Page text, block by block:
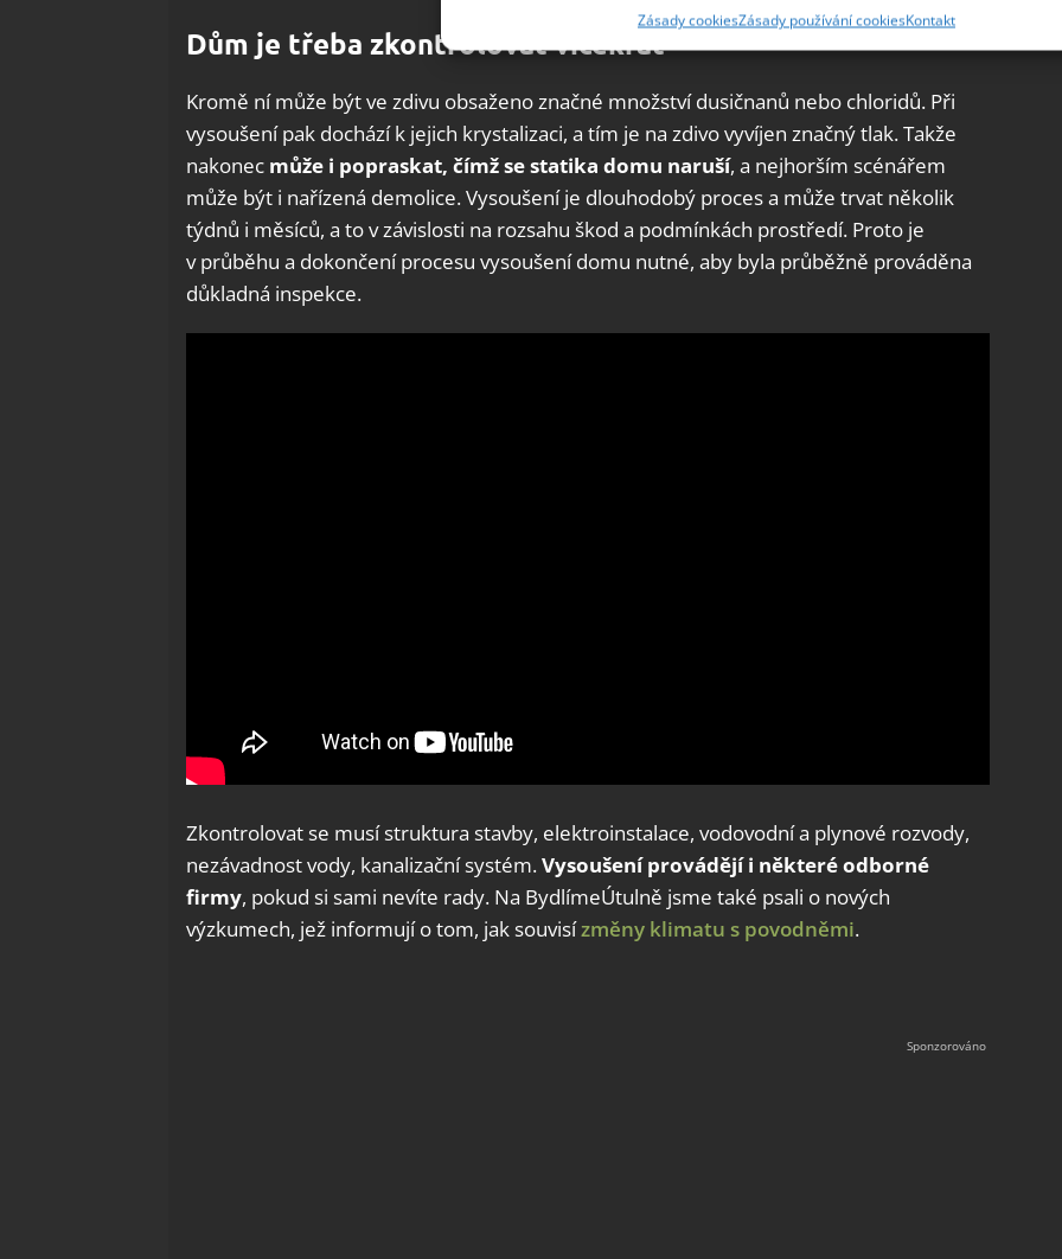
základě aktivně vyžádaných informací.
Zajištění bezpečnosti, předcházení a zjišťování podvodů a
odstraňování chyb, Poskytování a zobrazování reklamy a obsahu,
Ukládání a sdělování voleb ochrany osobních údajů.
Zásady cookiesZásady používání cookiesKontakt
Dům je třeba zkontrolovat vícekrát
Kromě ní může být ve zdivu obsaženo značné množství dusičnanů nebo chloridů. Při
vysoušení pak dochází k jejich krystalizaci, a tím je na zdivo vyvíjen značný tlak. Takže
nakonec může i popraskat, čímž se statika domu naruší, a nejhorším scénářem
může být i nařízená demolice. Vysoušení je dlouhodobý proces a může trvat několik
týdnů i měsíců, a to v závislosti na rozsahu škod a podmínkách prostředí. Proto je
v průběhu a dokončení procesu vysoušení domu nutné, aby byla průběžně prováděna
důkladná inspekce.
Zkontrolovat se musí struktura stavby, elektroinstalace, vodovodní a plynové rozvody,
nezávadnost vody, kanalizační systém.Vysoušení provádějí i některé odborné
firmy, pokud si sami nevíte rady. Na BydlímeÚtulně jsme také psali o nových
výzkumech, jež informují o tom, jak souvisízměny klimatu s povodněmi.